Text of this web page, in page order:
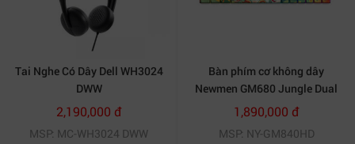
Tai Nghe Có Dây Dell WH3024
DWW
2,190,000 đ
MSP: MC-WH3024 DWW
Bàn phím cơ không dây
Newmen GM680 Jungle Dual
mode ( G-Pro Silvery Speed)
1,890,000 đ
MSP: NY-GM840HD